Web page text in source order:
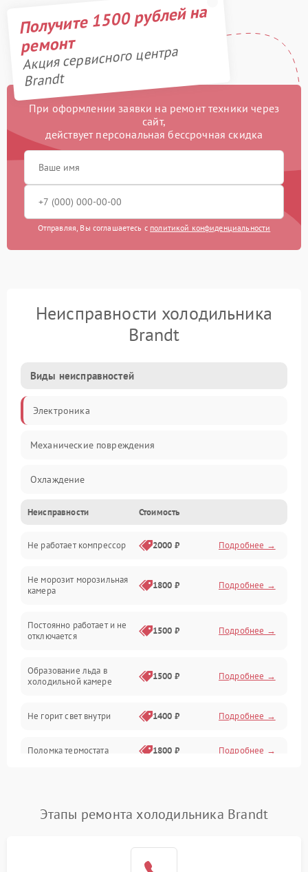
Получите 1500 рублей на
ремонт
Акция сервисного центра
Brandt
При оформлении заявки на ремонт техники через
сайт,
действует персональная бессрочная скидка
Отправляя, Вы соглашаетесь с политикой конфиденциальности
Неисправности холодильника
Brandt
Виды неисправностей
Электроника
Механические повреждения
Охлаждение
Механика
Электропитание
Дренаж
Неисправности Стоимость
Не работает компрессор 2000 ₽ Подробнее →
Не морозит морозильная
камера
1800 ₽ Подробнее →
Постоянно работает и не
отключается
1500 ₽ Подробнее →
Образование льда в
холодильной камере
1500 ₽ Подробнее →
Не горит свет внутри 1400 ₽ Подробнее →
Поломка термостата 1800 ₽ Подробнее →
Поломка системы No Frost 2600 ₽ Подробнее →
Этапы ремонта холодильника Brandt